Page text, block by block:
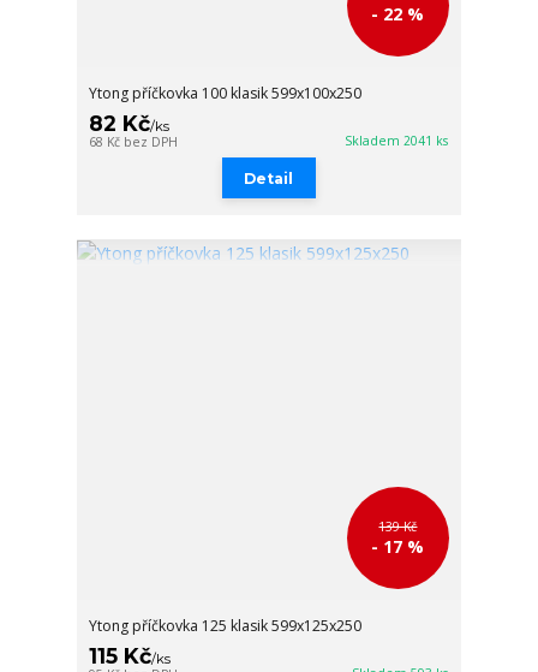
- 22 %
Ytong příčkovka 100 klasik 599x100x250
82 Kč/ks
68 Kč bez DPH Skladem 2041 ks
Detail
139 Kč
- 17 %
Ytong příčkovka 125 klasik 599x125x250
115 Kč/ks